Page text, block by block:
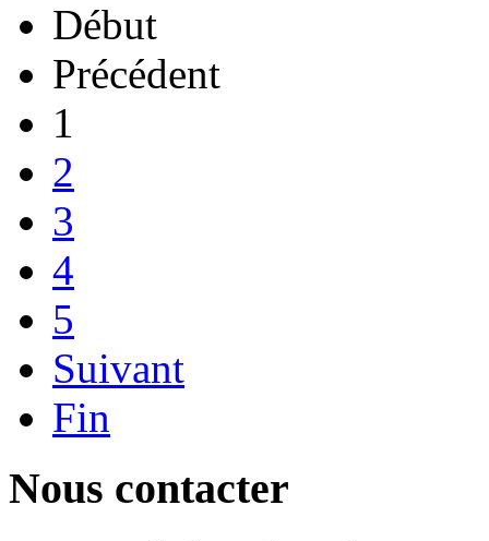
Début
Précédent
1
2
3
4
5
Suivant
Fin
Nous contacter